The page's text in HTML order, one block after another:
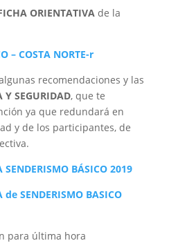
ORIENTATIVAde la
– COSTA NORTE-r
recomendaciones y las
Y SEGURIDAD, que te
ya que redundará en
y de los participantes, de
SENDERISMO BÁSICO 2019
de SENDERISMO BASICO
para última hora